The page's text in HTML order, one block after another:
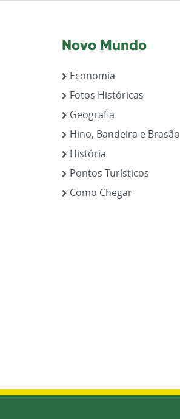
Novo Mundo
Economia
Fotos Históricas
Geografia
Hino, Bandeira e Brasão
História
Pontos Turísticos
Como Chegar